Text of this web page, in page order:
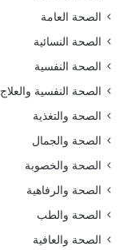
الصحة العامة
الصحة النسائية
الصحة النفسية
الصحة النفسية والعلاج
الصحة والتغذية
الصحة والجمال
الصحة والخصوبة
الصحة والرفاهية
الصحة والطب
الصحة والعافية